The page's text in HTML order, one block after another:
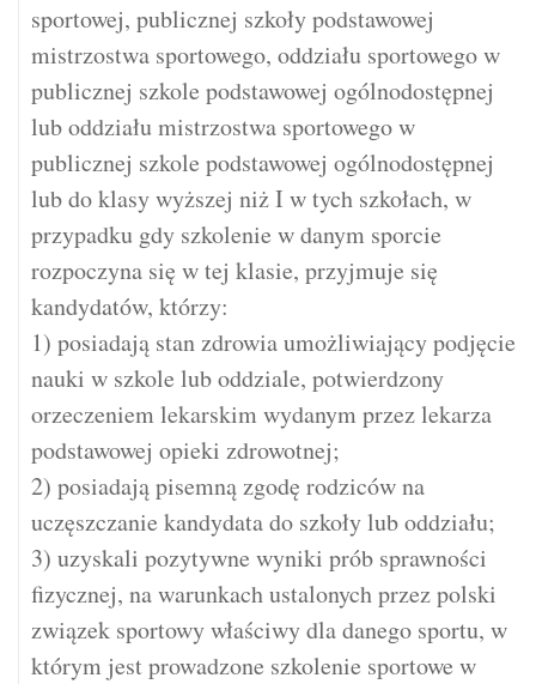
sportowej, publicznej szkoły podstawowej
mistrzostwa sportowego, oddziału sportowego w
publicznej szkole podstawowej ogólnodostępnej
lub oddziału mistrzostwa sportowego w
publicznej szkole podstawowej ogólnodostępnej
lub do klasy wyższej niż I w tych szkołach, w
przypadku gdy szkolenie w danym sporcie
rozpoczyna się w tej klasie, przyjmuje się
kandydatów, którzy:
1) posiadają stan zdrowia umożliwiający podjęcie
nauki w szkole lub oddziale, potwierdzony
orzeczeniem lekarskim wydanym przez lekarza
podstawowej opieki zdrowotnej;
2) posiadają pisemną zgodę rodziców na
uczęszczanie kandydata do szkoły lub oddziału;
3) uzyskali pozytywne wyniki prób sprawności
fizycznej, na warunkach ustalonych przez polski
związek sportowy właściwy dla danego sportu, w
którym jest prowadzone szkolenie sportowe w